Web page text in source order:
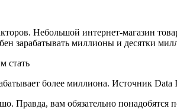
Небольшой интернет-магазин
зарабатывать миллионы и десятки
более миллиона. Источник Data
Правда, вам обязательно понадобятся